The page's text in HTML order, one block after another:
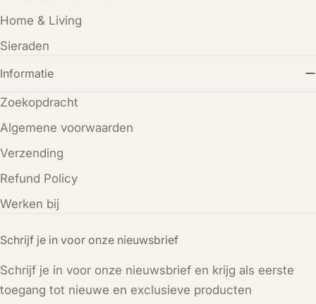
Schrijf je in voor onze nieuwsbrief
Schrijf je in voor onze nieuwsbrief en krijg als eerste
toegang tot nieuwe en exclusieve producten
Home & Living
Sieraden
Informatie
Zoekopdracht
Algemene voorwaarden
Verzending
Refund Policy
Werken bij